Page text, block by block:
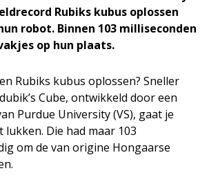
Rubiks kubus oplossen
robot. Binnen 103 milliseconden
op hun plaats.
Rubiks kubus oplossen? Sneller
Cube, ontwikkeld door een
Purdue University (VS), gaat je
Die had maar 103
om de van origine Hongaarse